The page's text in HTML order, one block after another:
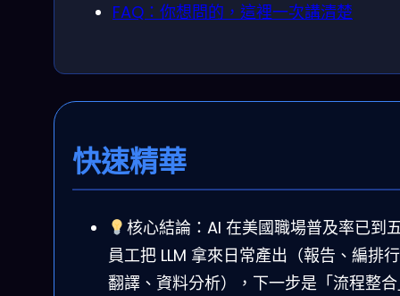
FAQ：你想問的，這裡一次講清楚
快速精華
核心結論：AI 在美國職場普及率已到
員工把 LLM 拿來日常產出（報告、編排
翻譯、資料分析），下一步是「流程整